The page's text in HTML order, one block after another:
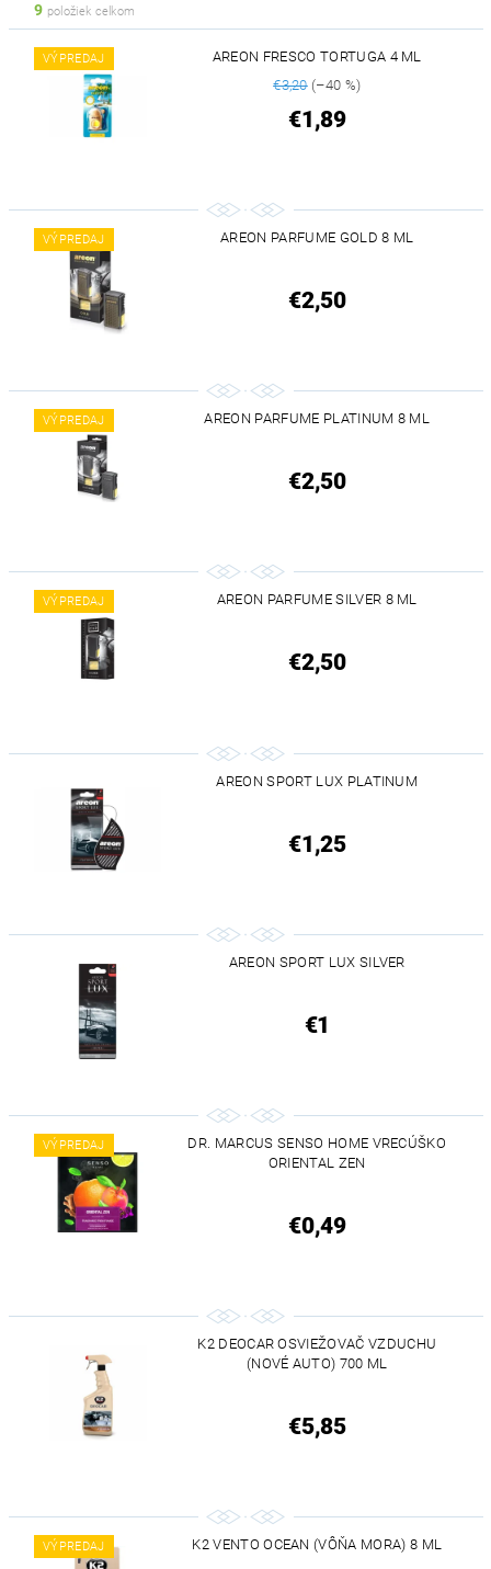
9 položiek celkom
VÝPREDAJ
AREON FRESCO TORTUGA 4 ML
€3,20(–40 %)
€1,89
VÝPREDAJ AREON PARFUME GOLD 8 ML
€2,50
VÝPREDAJ AREON PARFUME PLATINUM 8 ML
€2,50
VÝPREDAJ AREON PARFUME SILVER 8 ML
€2,50
AREON SPORT LUX PLATINUM
€1,25
AREON SPORT LUX SILVER
€1
VÝPREDAJ
DR. MARCUS SENSO HOME VRECÚŠKO
ORIENTAL ZEN
€0,49
K2 DEOCAR OSVIEŽOVAČ VZDUCHU
(NOVÉ AUTO) 700 ML
€5,85
VÝPREDAJ K2 VENTO OCEAN (VÔŇA MORA) 8 ML